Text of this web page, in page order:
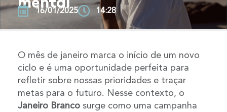
mental
16/01/2025 14:28
O mês de janeiro marca o início de um novo
ciclo e é uma oportunidade perfeita para
refletir sobre nossas prioridades e traçar
metas para o futuro. Nesse contexto, o
Janeiro Branco surge como uma campanha